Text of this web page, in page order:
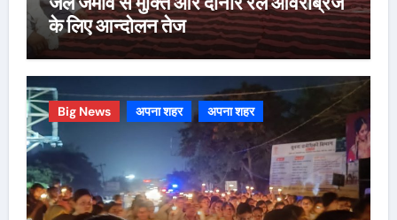
के लिए आन्दोलन तेज
Big News अपना शहर अपना शहर